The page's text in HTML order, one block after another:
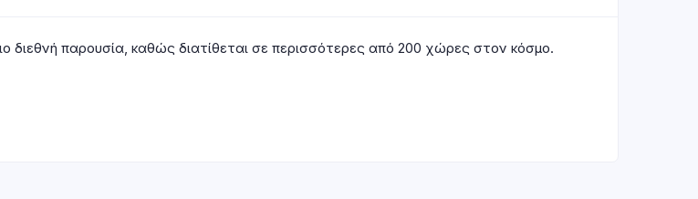
διεθνή παρουσία, καθώς διατίθεται σε περισσότερες από 200 χώρες στον κόσμο.